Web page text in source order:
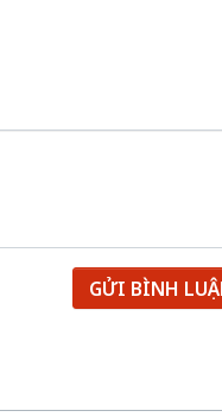
GỬI BÌNH